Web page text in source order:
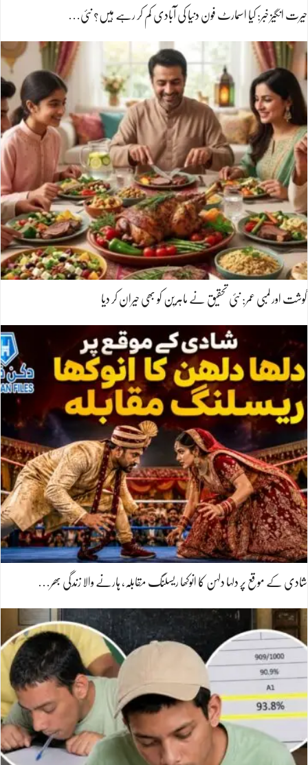
حیرت انگیز خبر: کیا اسمارٹ فون دنیا کی آبادی کم کر رہے ہیں؟ نئی…
گوشت اور لمبی عمر: نئی تحقیق نے ماہرین کو بھی حیران کر دیا
شادی کے موقع پر دلہا دلہن کا انوکھا ریسلنگ مقابلہ، ہارنے والا زندگی بھر…